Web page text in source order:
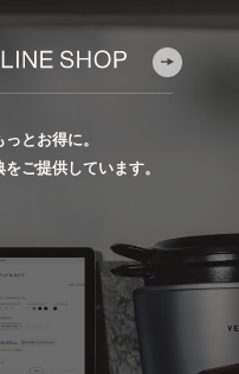
とお得に。
ご提供しています。